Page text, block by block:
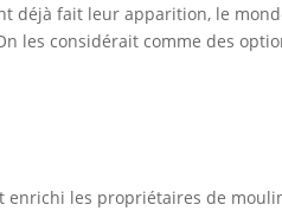
fait leur apparition, le
considérait comme des
les propriétaires de